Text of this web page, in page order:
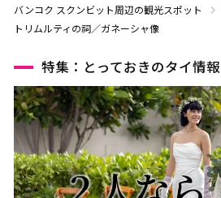
バンコク スクンビット周辺の観光スポット
トリムルティの祠／ガネーシャ像
特集：とっておきのタイ情報